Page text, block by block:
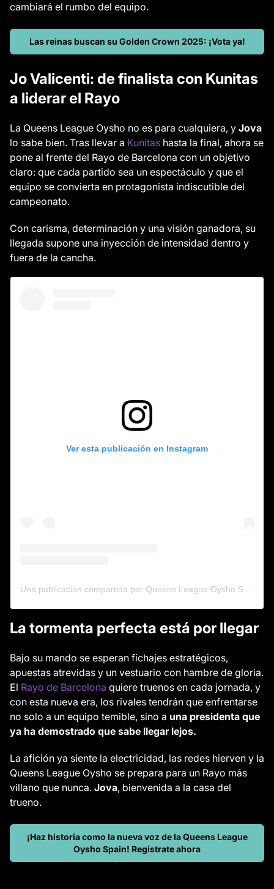
cambiará el rumbo del equipo.
Las reinas buscan su Golden Crown 2025: ¡Vota ya!
Jo Valicenti: de finalista con Kunitas
a liderar el Rayo
La Queens League Oysho no es para cualquiera, y Jova
lo sabe bien. Tras llevar a Kunitas hasta la final, ahora se
pone al frente del Rayo de Barcelona con un objetivo
claro: que cada partido sea un espectáculo y que el
equipo se convierta en protagonista indiscutible del
campeonato.
Con carisma, determinación y una visión ganadora, su
llegada supone una inyección de intensidad dentro y
fuera de la cancha.
Ver esta publicación en Instagram
La tormenta perfecta está por llegar
Bajo su mando se esperan fichajes estratégicos,
apuestas atrevidas y un vestuario con hambre de gloria.
El Rayo de Barcelona quiere truenos en cada jornada, y
con esta nueva era, los rivales tendrán que enfrentarse
no solo a un equipo temible, sino a una presidenta que
ya ha demostrado que sabe llegar lejos.
La afición ya siente la electricidad, las redes hierven y la
Queens League Oysho se prepara para un Rayo más
villano que nunca. Jova, bienvenida a la casa del
trueno.
¡Haz historia como la nueva voz de la Queens League
Oysho Spain! Regístrate ahora